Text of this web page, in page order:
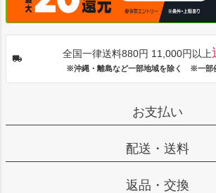
全国一律送料880円 11,000円以上
※沖縄・離島など一部地域を除く ※一部
お支払い
配送・送料
返品・交換